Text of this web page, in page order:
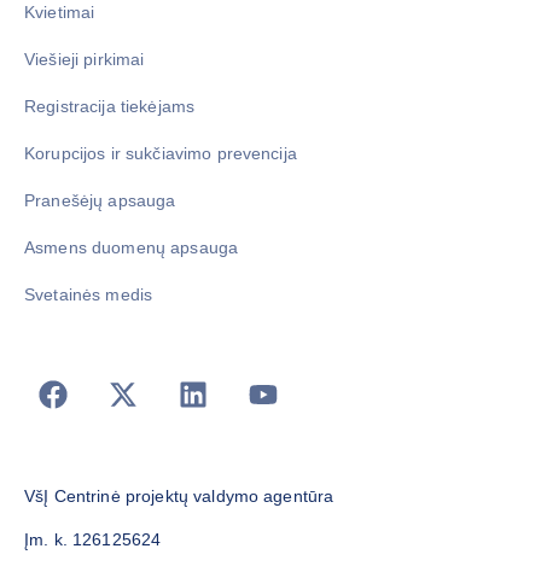
Kvietimai
Viešieji pirkimai
Registracija tiekėjams
Korupcijos ir sukčiavimo prevencija
Pranešėjų apsauga
Asmens duomenų apsauga
Svetainės medis
VšĮ Centrinė projektų valdymo agentūra
Įm. k. 126125624